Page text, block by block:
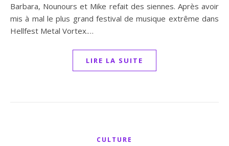
Barbara, Nounours et Mike refait des siennes. Après avoir
mis à mal le plus grand festival de musique extrême dans
Hellfest Metal Vortex.…
LIRE LA SUITE
CULTURE